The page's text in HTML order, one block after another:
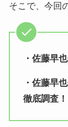
そこで、今回
・佐藤早
・佐藤早
徹底調査！